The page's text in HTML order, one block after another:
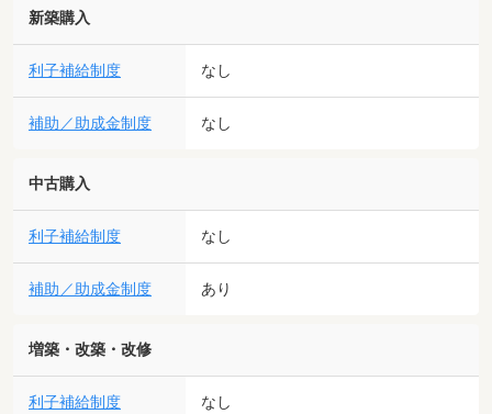
新築購入
利子補給制度 なし
補助／助成金制度 なし
中古購入
利子補給制度 なし
補助／助成金制度 あり
増築・改築・改修
利子補給制度 なし